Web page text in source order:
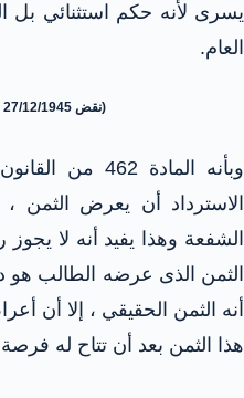
يسرى لأنه حكم استثنائي بل
العام.
(نقض 27/12/1945 طعن 31 بسنة 14 ق)
وبأنه المادة
الاسترداد أن يعرض الثمن
الشفعة وهذا يفيد أنه لا
الثمن الذى عرضه الطالب هو
أنه الثمن الحقيقي ، إلا أن
هذا الثمن بعد أن تتاح له